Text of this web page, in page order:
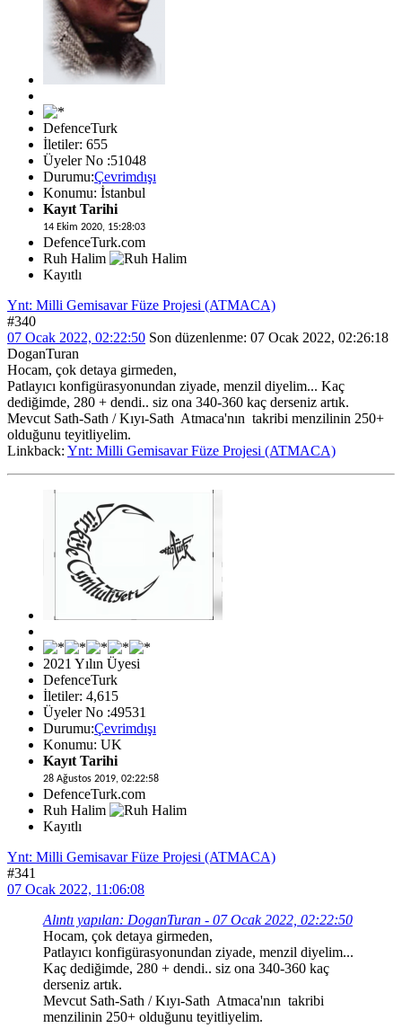
DefenceTurk
İletiler: 655
Üyeler No :51048
Durumu:Çevrimdışı
Konumu: İstanbul
Kayıt Tarihi
14 Ekim 2020, 15:28:03
DefenceTurk.com
Ruh Halim
Kayıtlı
Ynt: Milli Gemisavar Füze Projesi (ATMACA)
#340
07 Ocak 2022, 02:22:50 Son düzenlenme: 07 Ocak 2022, 02:26:18
DoganTuran
Hocam, çok detaya girmeden,
Patlayıcı konfigürasyonundan ziyade, menzil diyelim... Kaç
dediğimde, 280 + dendi.. siz ona 340-360 kaç derseniz artık.
Mevcut Sath-Sath / Kıyı-Sath Atmaca'nın takribi menzilinin 250+
olduğunu teyitliyelim.
Linkback: Ynt: Milli Gemisavar Füze Projesi (ATMACA)
2021 Yılın Üyesi
DefenceTurk
İletiler: 4,615
Üyeler No :49531
Durumu:Çevrimdışı
Konumu: UK
Kayıt Tarihi
28 Ağustos 2019, 02:22:58
DefenceTurk.com
Ruh Halim
Kayıtlı
Ynt: Milli Gemisavar Füze Projesi (ATMACA)
#341
07 Ocak 2022, 11:06:08
Alıntı yapılan: DoganTuran - 07 Ocak 2022, 02:22:50
Hocam, çok detaya girmeden,
Patlayıcı konfigürasyonundan ziyade, menzil diyelim...
Kaç dediğimde, 280 + dendi.. siz ona 340-360 kaç
derseniz artık.
Mevcut Sath-Sath / Kıyı-Sath Atmaca'nın takribi
menzilinin 250+ olduğunu teyitliyelim.